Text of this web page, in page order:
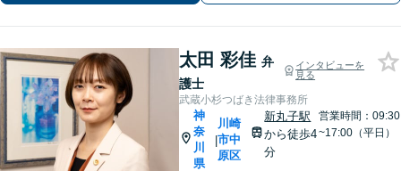
太田 彩佳 弁
護士
インタビューを
見る
武蔵小杉つばき法律事務所
神
奈
川
県
|
川崎
市中
原区
新丸子駅
から徒歩4
分
営業時間：09:30
~17:00（平日）